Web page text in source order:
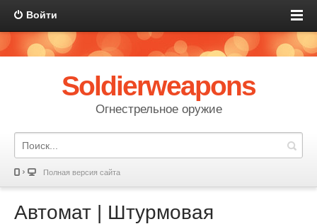
Войти
Soldierweapons
Огнестрельное оружие
Полная версия сайта
Автомат | Штурмовая